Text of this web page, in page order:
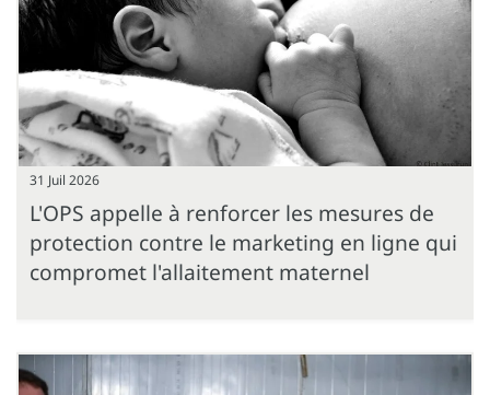
31 Juil 2026
L'OPS appelle à renforcer les mesures de
protection contre le marketing en ligne qui
compromet l'allaitement maternel